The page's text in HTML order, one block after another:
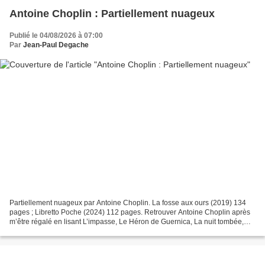
Antoine Choplin : Partiellement nuageux
Publié le 04/08/2026 à 07:00
Par Jean-Paul Degache
Partiellement nuageux par Antoine Choplin. La fosse aux ours (2019) 134
pages ; Libretto Poche (2024) 112 pages. Retrouver Antoine Choplin après
m’être régalé en lisant L’impasse, Le Héron de Guernica, La nuit tombée,